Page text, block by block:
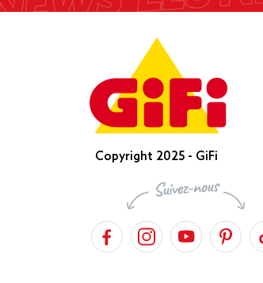
Copyright 2025 - GiFi